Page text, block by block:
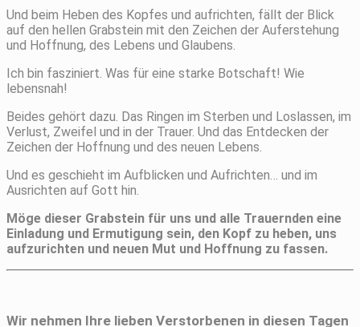
Und beim Heben des Kopfes und aufrichten, fällt der Blick
auf den hellen Grabstein mit den Zeichen der Auferstehung
und Hoffnung, des Lebens und Glaubens.
Ich bin fasziniert. Was für eine starke Botschaft! Wie
lebensnah!
Beides gehört dazu. Das Ringen im Sterben und Loslassen, im
Verlust, Zweifel und in der Trauer. Und das Entdecken der
Zeichen der Hoffnung und des neuen Lebens.
Und es geschieht im Aufblicken und Aufrichten… und im
Ausrichten auf Gott hin.
Möge dieser Grabstein für uns und alle Trauernden eine
Einladung und Ermutigung sein, den Kopf zu heben, uns
aufzurichten und neuen Mut und Hoffnung zu fassen.
Wir nehmen Ihre lieben Verstorbenen in diesen Tagen